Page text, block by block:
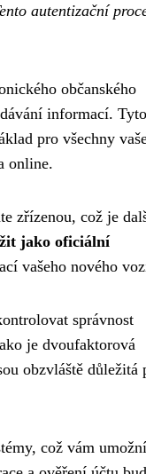
autentizační
občanského
informací.
pro všechny
online.
zřízenou, což je
jako oficiální
vašeho nového
správnost
je dvoufaktorová
obzvláště důležitá
což vám umožní